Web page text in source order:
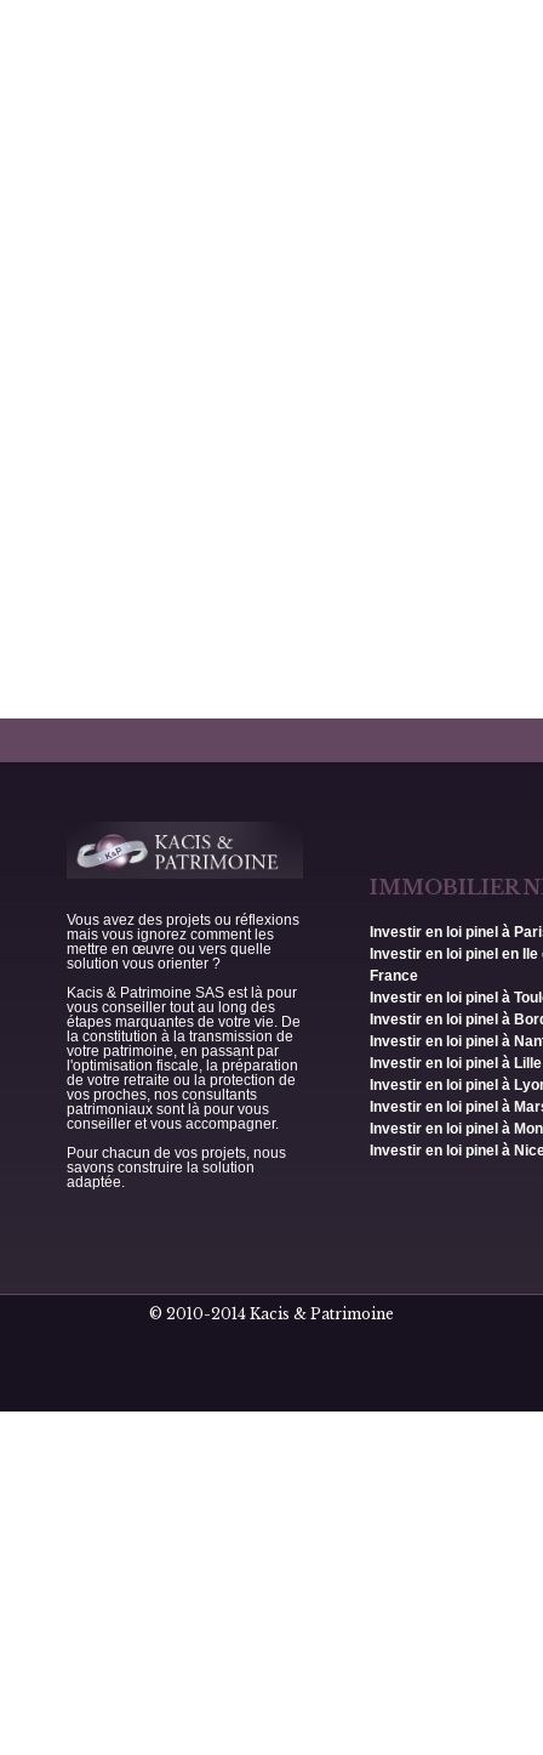
Vous avez des projets ou réflexions
mais vous ignorez comment les
mettre en œuvre ou vers quelle
solution vous orienter ?
Kacis & Patrimoine SAS est là pour
vous conseiller tout au long des
étapes marquantes de votre vie. De
la constitution à la transmission de
votre patrimoine, en passant par
l'optimisation fiscale, la préparation
de votre retraite ou la protection de
vos proches, nos consultants
patrimoniaux sont là pour vous
conseiller et vous accompagner.
Pour chacun de vos projets, nous
savons construire la solution
adaptée.
IMMOBILIER
Investir en loi pinel à
Investir en loi pinel en Ile
France
Investir en loi pinel à
Investir en loi pinel à
Investir en loi pinel à
Investir en loi pinel à Lille
Investir en loi pinel à
Investir en loi pinel à
Investir en loi pinel à
Investir en loi pinel à
© 2010-2014 Kacis & Patrimoine